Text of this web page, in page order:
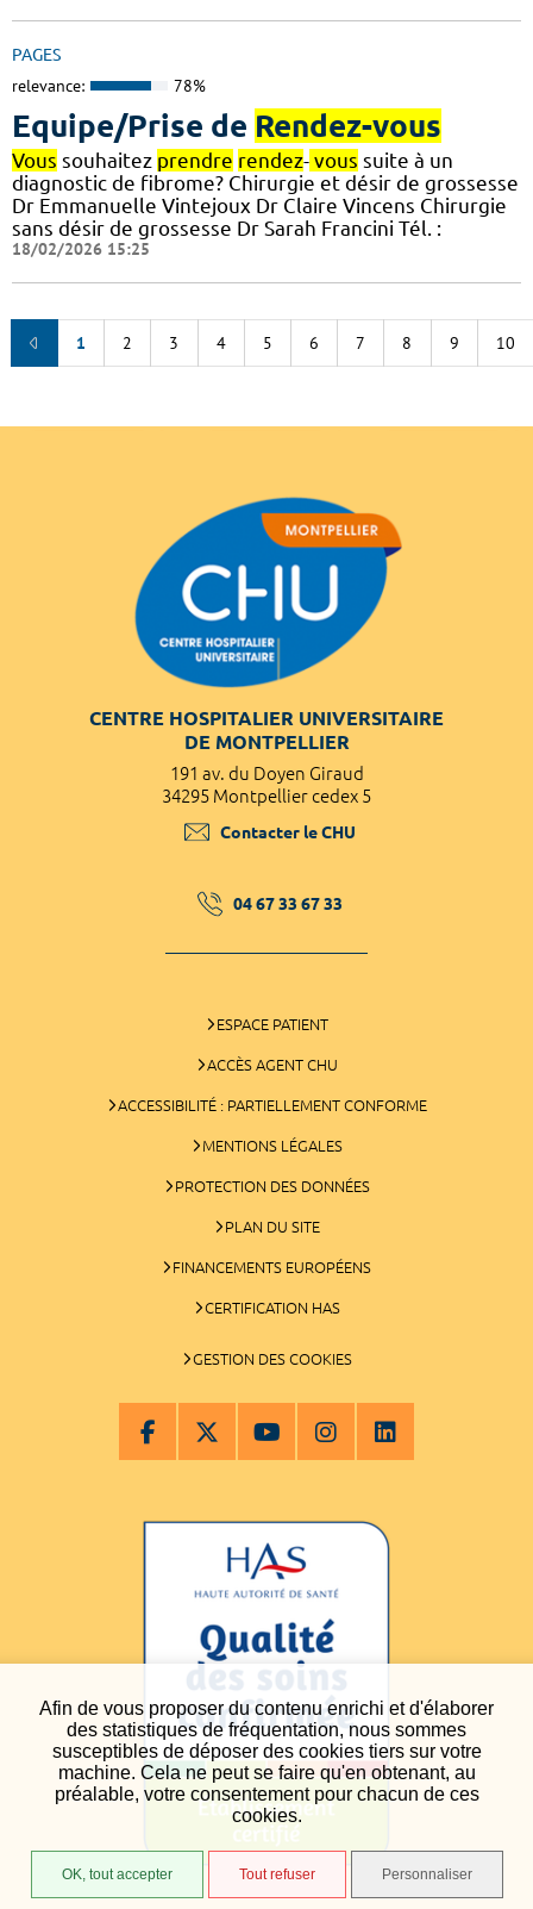
Afin de vous proposer du contenu enrichi et d'élaborer
des statistiques de fréquentation, nous sommes
susceptibles de déposer des cookies tiers sur votre
machine. Cela ne peut se faire qu'en obtenant, au
préalable, votre consentement pour chacun de ces
cookies.
OK, tout accepter Tout refuser Personnaliser
PAGES
relevance: 78%
Equipe/Prise de Rendez-vous
Vous souhaitez prendre rendez- vous suite à un
diagnostic de fibrome? Chirurgie et désir de grossesse
Dr Emmanuelle Vintejoux Dr Claire Vincens Chirurgie
sans désir de grossesse Dr Sarah Francini Tél. :
18/02/2026 15:25
1 2 3 4 5 6 7 8 9 10
CENTRE HOSPITALIER UNIVERSITAIRE
DE MONTPELLIER
191 av. du Doyen Giraud
34295 Montpellier cedex 5
Contacter le CHU
04 67 33 67 33
ESPACE PATIENT
ACCÈS AGENT CHU
ACCESSIBILITÉ : PARTIELLEMENT CONFORME
MENTIONS LÉGALES
PROTECTION DES DONNÉES
PLAN DU SITE
FINANCEMENTS EUROPÉENS
CERTIFICATION HAS
GESTION DES COOKIES